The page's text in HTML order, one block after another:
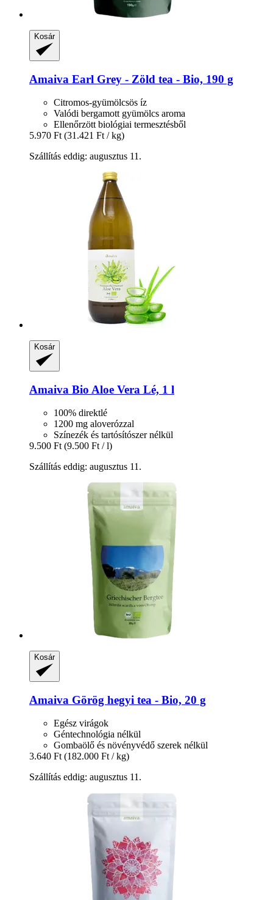
Kosár
Amaiva Earl Grey -​ Zöld tea -​ Bio, 190 g
Citromos-gyümölcsös íz
Valódi bergamott gyümölcs aroma
Ellenőrzött biológiai termesztésből
5.970 Ft (31.421 Ft / kg)
Szállítás eddig: augusztus 11.
Kosár
Amaiva Bio Aloe Vera Lé, 1 l
100% direktlé
1200 mg aloverózzal
Színezék és tartósítószer nélkül
9.500 Ft (9.500 Ft / l)
Szállítás eddig: augusztus 11.
Kosár
Amaiva Görög hegyi tea -​ Bio, 20 g
Egész virágok
Géntechnológia nélkül
Gombaölő és növényvédő szerek nélkül
3.640 Ft (182.000 Ft / kg)
Szállítás eddig: augusztus 11.